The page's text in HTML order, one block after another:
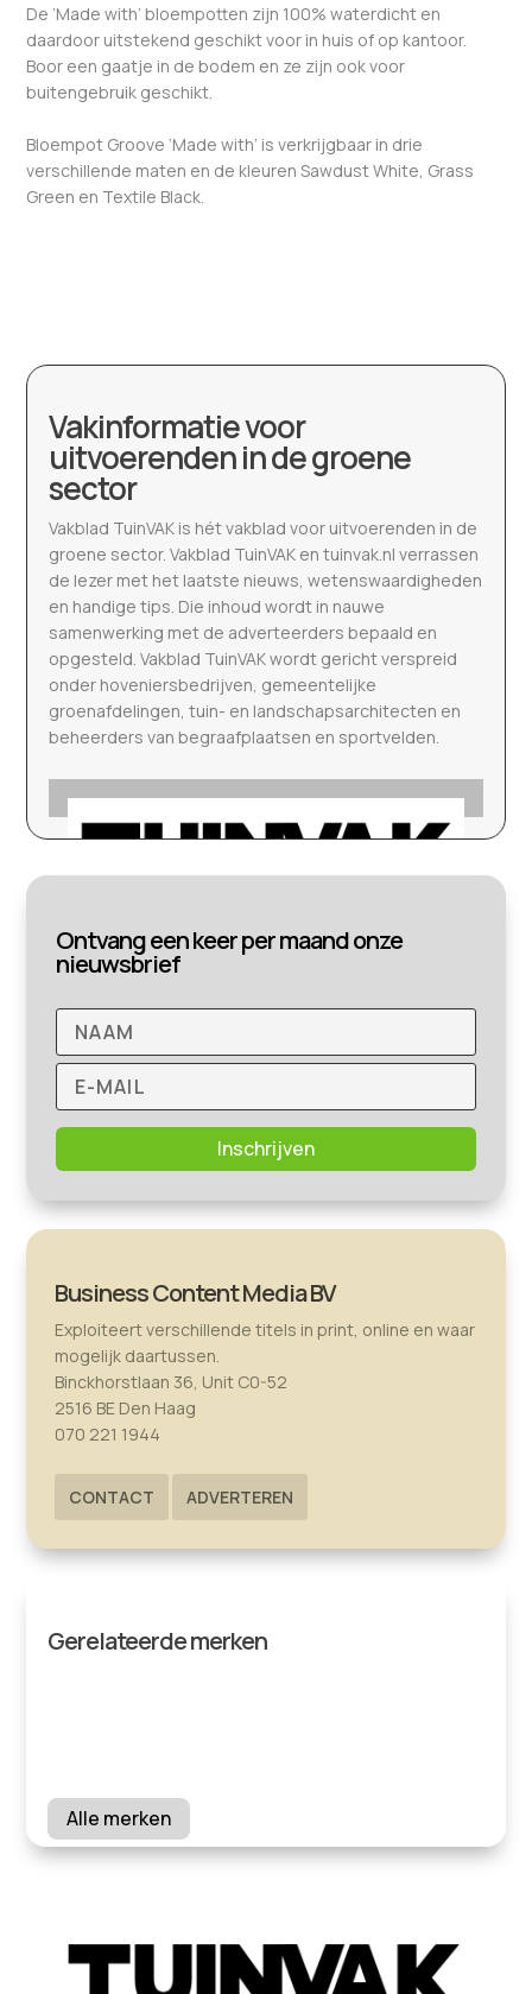
De ‘Made with’ bloempotten zijn 100% waterdicht en
daardoor uitstekend geschikt voor in huis of op kantoor.
Boor een gaatje in de bodem en ze zijn ook voor
buitengebruik geschikt.
Bloempot Groove ‘Made with’ is verkrijgbaar in drie
verschillende maten en de kleuren Sawdust White, Grass
Green en Textile Black.
Vakinformatie voor
uitvoerenden in de groene
sector
Vakblad TuinVAK is hét vakblad voor uitvoerenden in de
groene sector. Vakblad TuinVAK en tuinvak.nl verrassen
de lezer met het laatste nieuws, wetenswaardigheden
en handige tips. Die inhoud wordt in nauwe
samenwerking met de adverteerders bepaald en
opgesteld. Vakblad TuinVAK wordt gericht verspreid
onder hoveniersbedrijven, gemeentelijke
groenafdelingen, tuin- en landschapsarchitecten en
beheerders van begraafplaatsen en sportvelden.
Ontvang een keer per maand onze
nieuwsbrief
Inschrijven
Business Content Media BV
Exploiteert verschillende titels in print, online en waar
mogelijk daartussen.
Binckhorstlaan 36, Unit C0-52
2516 BE Den Haag
070 221 1944
CONTACT ADVERTEREN
Gerelateerde merken
Alle merken